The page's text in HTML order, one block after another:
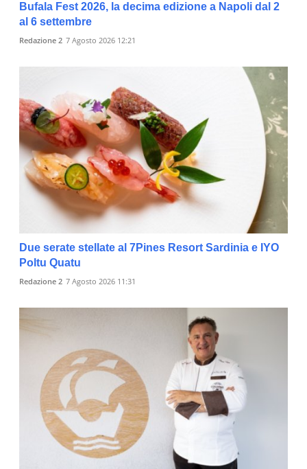
Bufala Fest 2026, la decima edizione a Napoli dal 2
al 6 settembre
Redazione 2 7 Agosto 2026 12:21
Due serate stellate al 7Pines Resort Sardinia e IYO
Poltu Quatu
Redazione 2 7 Agosto 2026 11:31